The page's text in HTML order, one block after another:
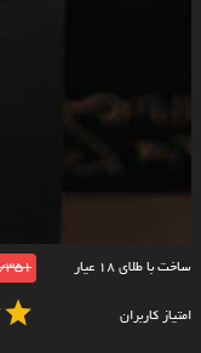
ساخت با طلای ۱۸ عیار 351
امتیاز کاربران